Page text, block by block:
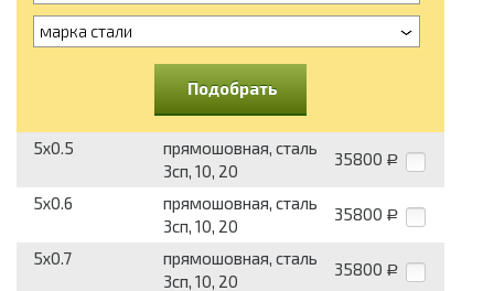
марка стали
Подобрать
5x0.5
прямошовная, сталь
3сп, 10, 20
35800 Р
5x0.6
прямошовная, сталь
3сп, 10, 20
35800 Р
5x0.7
прямошовная, сталь
3сп, 10, 20
35800 Р